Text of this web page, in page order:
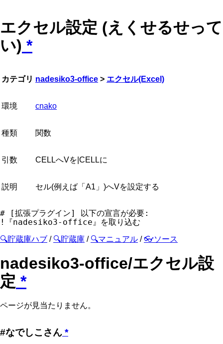
エクセル設定 (えくせるせって
い) *
カテゴリ nadesiko3-office > エクセル(Excel)
環境 cnako
種類 関数
引数 CELLへVを|CELLに
説明 セル(例えば「A1」)へVを設定する
# [拡張プラグイン] 以下の宣言が必要:
🔍貯蔵庫ハブ / 🔍貯蔵庫 / 🔍マニュアル /👓ソース
nadesiko3-office/エクセル設
定 *
ページが見当たりません。
#なでしこさん *